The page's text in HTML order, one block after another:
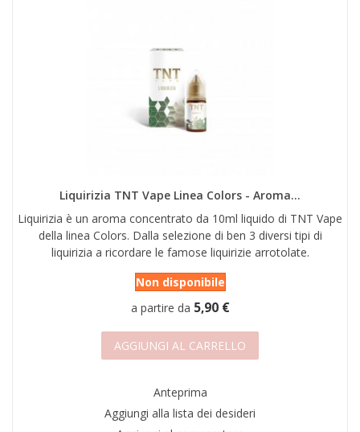
Liquirizia TNT Vape Linea Colors - Aroma...
Liquirizia è un aroma concentrato da 10ml liquido di TNT Vape
della linea Colors. Dalla selezione di ben 3 diversi tipi di
liquirizia a ricordare le famose liquirizie arrotolate.
Non disponibile
a partire da 5,90 €
AGGIUNGI AL CARRELLO
Anteprima
Aggiungi alla lista dei desideri